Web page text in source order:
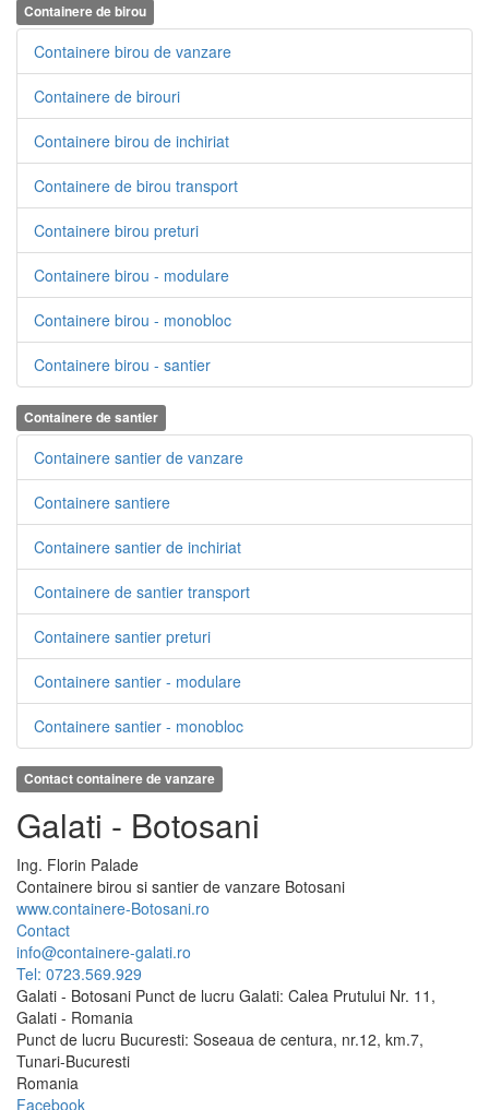
Containere de birou
Containere birou de vanzare
Containere de birouri
Containere birou de inchiriat
Containere de birou transport
Containere birou preturi
Containere birou - modulare
Containere birou - monobloc
Containere birou - santier
Containere de santier
Containere santier de vanzare
Containere santiere
Containere santier de inchiriat
Containere de santier transport
Containere santier preturi
Containere santier - modulare
Containere santier - monobloc
Contact containere de vanzare
Galati - Botosani
Ing. Florin Palade
Containere birou si santier de vanzare Botosani
www.containere-Botosani.ro
Contact
info@containere-galati.ro
Tel: 0723.569.929
Galati - Botosani Punct de lucru Galati: Calea Prutului Nr. 11,
Galati - Romania
Punct de lucru Bucuresti: Soseaua de centura, nr.12, km.7,
Tunari-Bucuresti
Romania
Facebook